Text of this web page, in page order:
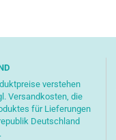
verstehen
Versandkosten, die
für Lieferungen
Deutschland